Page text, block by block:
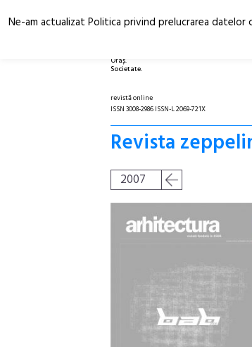
Oraș.
Societate.
revistă online
ISSN 3008-2986 ISSN-L 2069-721X
Revista
2007
Ne-am actualizat Politica privind prelucrarea